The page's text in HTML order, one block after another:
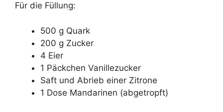
Für die Füllung:
500 g Quark
200 g Zucker
4 Eier
1 Päckchen Vanillezucker
Saft und Abrieb einer Zitrone
1 Dose Mandarinen (abgetropft)